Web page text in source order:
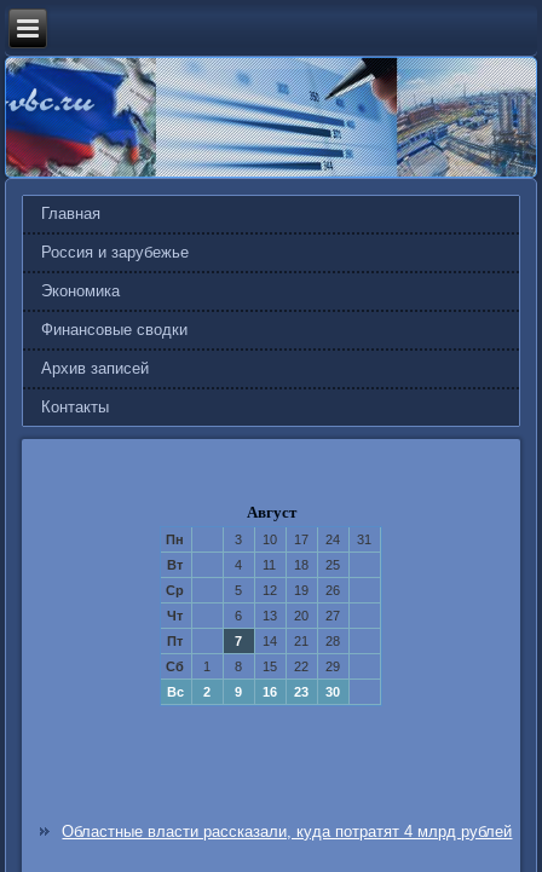
Главная
Россия и зарубежье
Экономика
Финансовые сводки
Архив записей
Контакты
Август
Пн 3 10 17 24
31
Вт
4 11 18
25
Ср
5 12 19
26
Чт
6 13 20
27
Пт
7 14 21
28
Сб
1 8 15 22
29
Вс
2 9 16 23 30
Областные власти рассказали, куда потратят 4 млрд рублей